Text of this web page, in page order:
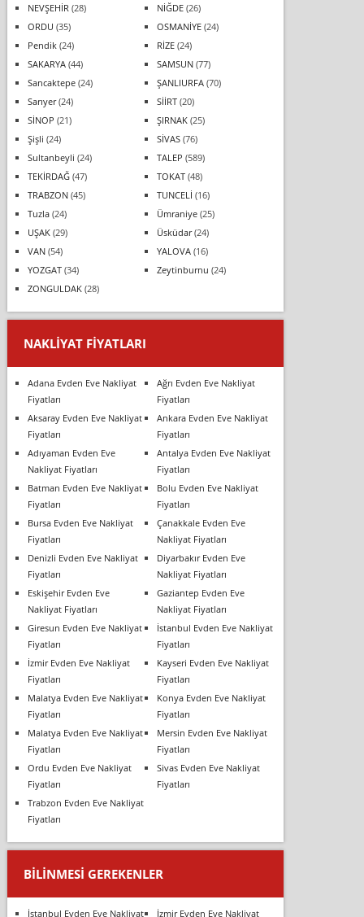
NEVŞEHİR (28) NİĞDE(26)
ORDU (35) OSMANİYE(24)
Pendik(24) RİZE(24)
SAKARYA(44) SAMSUN(77)
Sancaktepe(24) ŞANLIURFA(70)
Sarıyer(24) SİİRT(20)
SİNOP (21) ŞIRNAK(25)
Şişli (24) SİVAS(76)
Sultanbeyli (24) TALEP (589)
TEKİRDAĞ(47) TOKAT(48)
TRABZON(45) TUNCELİ (16)
Tuzla(24) Ümraniye(25)
UŞAK(29) Üsküdar(24)
VAN(54) YALOVA(16)
YOZGAT(34) Zeytinburnu (24)
ZONGULDAK(28)
NAKLIYAT FIYATLARI
Adana Evden Eve Nakliyat
Fiyatları
Ağrı Evden Eve Nakliyat
Fiyatları
Aksaray Evden Eve Nakliyat
Fiyatları
Ankara Evden Eve Nakliyat
Fiyatları
Adıyaman Evden Eve
Nakliyat Fiyatları
Antalya Evden Eve Nakliyat
Fiyatları
Batman Evden Eve Nakliyat
Fiyatları
Bolu Evden Eve Nakliyat
Fiyatları
Bursa Evden Eve Nakliyat
Fiyatları
Çanakkale Evden Eve
Nakliyat Fiyatları
Denizli Evden Eve Nakliyat
Fiyatları
Diyarbakır Evden Eve
Nakliyat Fiyatları
Eskişehir Evden Eve
Nakliyat Fiyatları
Gaziantep Evden Eve
Nakliyat Fiyatları
Giresun Evden Eve Nakliyat
Fiyatları
İstanbul Evden Eve Nakliyat
Fiyatları
İzmir Evden Eve Nakliyat
Fiyatları
Kayseri Evden Eve Nakliyat
Fiyatları
Malatya Evden Eve Nakliyat
Fiyatları
Konya Evden Eve Nakliyat
Fiyatları
Malatya Evden Eve Nakliyat
Fiyatları
Mersin Evden Eve Nakliyat
Fiyatları
Ordu Evden Eve Nakliyat
Fiyatları
Sivas Evden Eve Nakliyat
Fiyatları
Trabzon Evden Eve Nakliyat
Fiyatları
BILINMESI GEREKENLER
İstanbul Evden Eve Nakliyat
İzmir Evden Eve Nakliyat